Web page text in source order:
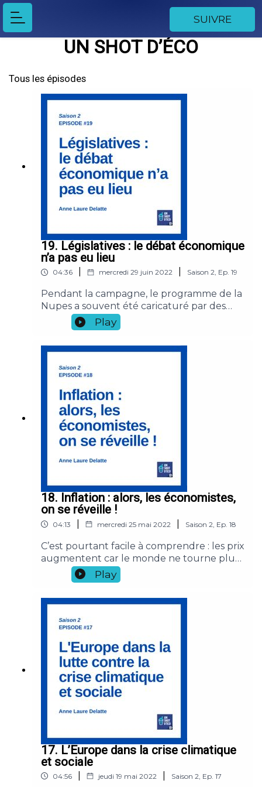
SUIVRE
UN SHOT D’ÉCO
Tous les épisodes
19. Législatives : le débat économique
n’a pas eu lieu
04:36 mercredi 29 juin 2022 Saison 2, Ep. 19
Pendant la campagne, le programme de la
Nupes a souvent été caricaturé par des
économistes médiatiques. Un traitement
qui n’a pas permis la discussion
démocratique.Références : Marion
Fourcade, 2018 "Economics: The View From
Below." Swiss Journal of Economics and
Statistics 154(5)Jelveh, Z, B Kogut and S
Naidu. (2017). Political language in
economics. Columbia BS Research Paper
Play
18. Inflation : alors, les économistes,
on se réveille !
04:13 mercredi 25 mai 2022 Saison 2 Ep. 18
C’est pourtant facile à comprendre : les prix
augmentent car le monde ne tourne plus
rond (pandémie, guerres, pénuries).
Ramener l’inflation à 2%, contre 5%
politique.Références :- Kirshner, J. (2001).
The political economy of low inflation.
Journal of Economic Surveys, 15(1), 41-70.-
Faust, J. (1996). Whom can we trust to run
the Fed? Theoretical support for the
founders' views. Journal of Monetary
Economics, 37(2), 267-283.
Play
17. L’Europe dans la crise climatique
et sociale
04:56 jeudi 19 mai 2022 Saison 2 Ep. 17